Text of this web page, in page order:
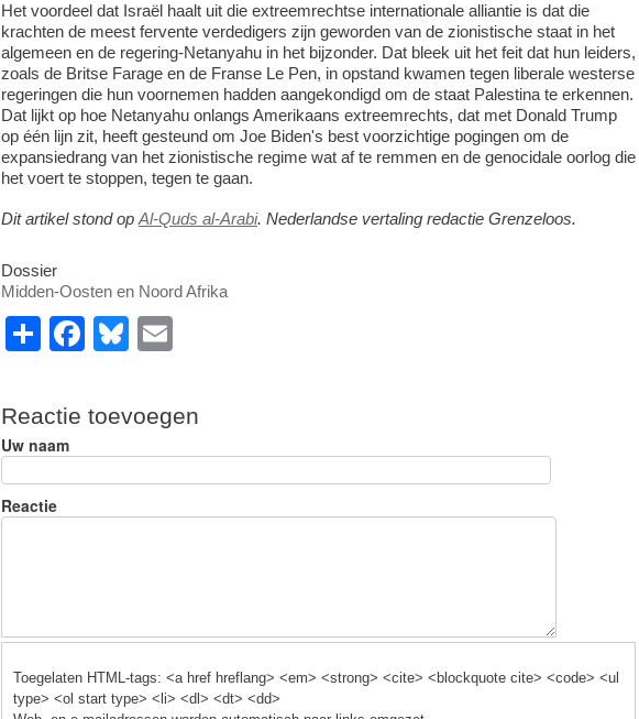
Het voordeel dat Israël haalt uit die extreemrechtse internationale alliantie is dat die
krachten de meest fervente verdedigers zijn geworden van de zionistische staat in het
algemeen en de regering-Netanyahu in het bijzonder. Dat bleek uit het feit dat hun leiders,
zoals de Britse Farage en de Franse Le Pen, in opstand kwamen tegen liberale westerse
regeringen die hun voornemen hadden aangekondigd om de staat Palestina te erkennen.
Dat lijkt op hoe Netanyahu onlangs Amerikaans extreemrechts, dat met Donald Trump
op één lijn zit, heeft gesteund om Joe Biden's best voorzichtige pogingen om de
expansiedrang van het zionistische regime wat af te remmen en de genocidale oorlog die
het voert te stoppen, tegen te gaan.
Dit artikel stond op Al-Quds al-Arabi. Nederlandse vertaling redactie Grenzeloos.
Dossier
Midden-Oosten en Noord Afrika
S
ar
e
F
c
e
o
Bl
sk
E
Reactie toevoegen
Uw naam
Reactie
Toegelaten HTML-tags: <a href hreflang> <em> <strong> <cite> <blockquote cite> <code> <ul
type> <ol start type> <li> <dl> <dt> <dd>